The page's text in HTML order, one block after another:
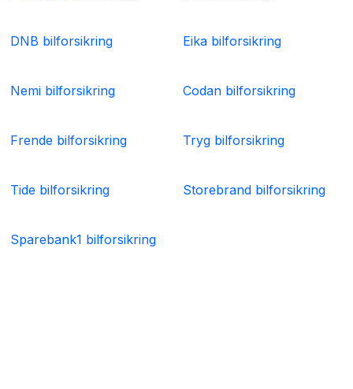
DNB bilforsikring Eika bilforsikring
Nemi bilforsikring Codan bilforsikring
Frende bilforsikring Tryg bilforsikring
Tide bilforsikring Storebrand bilforsikring
Sparebank1 bilforsikring